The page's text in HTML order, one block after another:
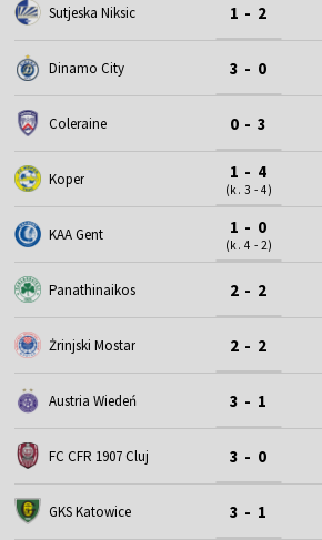
Sutjeska Niksic 1 - 2
Dinamo City 3 - 0
Coleraine 0 - 3
Koper 1 - 4
(k. 3 - 4)
KAA Gent 1 - 0
(k. 4 - 2)
Panathinaikos 2 - 2
Żrinjski Mostar 2 - 2
Austria Wiedeń 3 - 1
FC CFR 1907 Cluj 3 - 0
GKS Katowice 3 - 1